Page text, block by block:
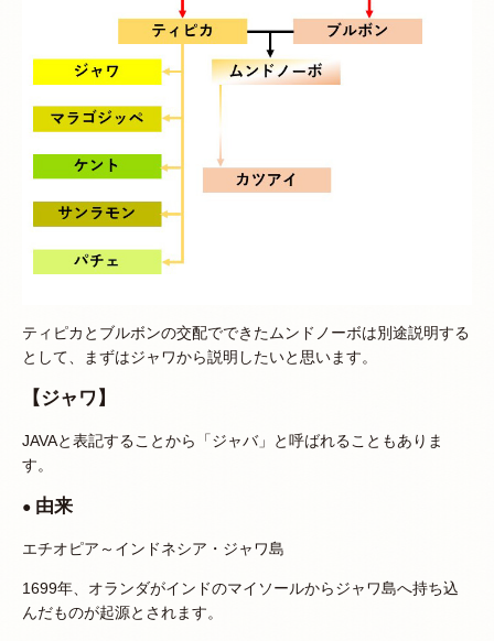
ティピカとブルボンの交配でできたムンドノーボは別途説明する
として、まずはジャワから説明したいと思います。
【ジャワ】
JAVAと表記することから「ジャバ」と呼ばれることもありま
す。
● 由来
エチオピア～インドネシア・ジャワ島
1699年、オランダがインドのマイソールからジャワ島へ持ち込
んだものが起源とされます。